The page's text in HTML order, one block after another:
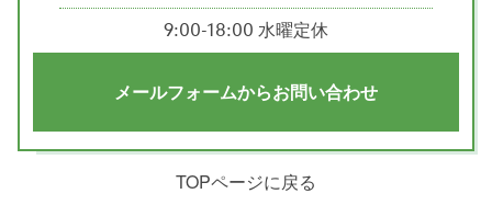
9:00-18:00 水曜定休
メールフォームからお問い合わせ
TOPページに戻る